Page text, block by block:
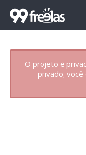
O projeto é
privado,